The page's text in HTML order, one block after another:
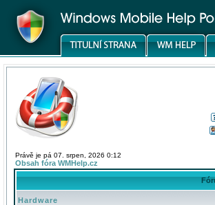
Právě je pá 07. srpen, 2026 0:12
Obsah fóra WMHelp.cz
Hardware